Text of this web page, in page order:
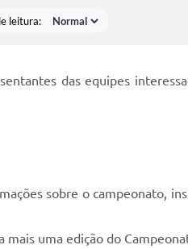
leitura:
das equipes
sobre o campeonato,
uma edição do